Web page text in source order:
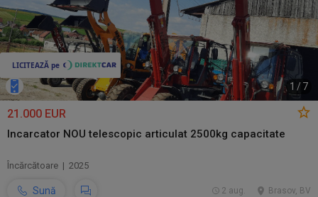
1 / 7
21.000 EUR
Incarcator NOU telescopic articulat 2500kg capacitate
Încărcătoare | 2025
Sună Brasov, BV
2 aug.